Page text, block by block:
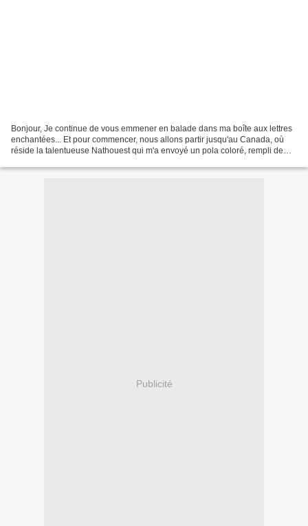
Bonjour, Je continue de vous emmener en balade dans ma boîte aux lettres
enchantées... Et pour commencer, nous allons partir jusqu'au Canada, où
réside la talentueuse Nathouest qui m'a envoyé un pola coloré, rempli de
Publicité